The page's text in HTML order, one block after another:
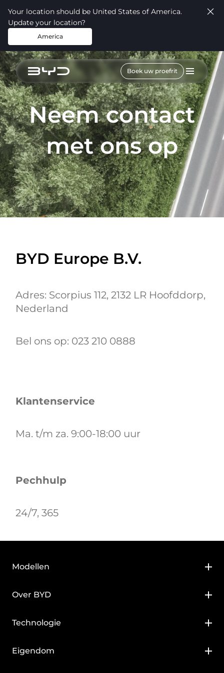
Your location should be United States of America.
Update your location?
America
Boek uw proefrit
Neem contact
met ons op
BYD Europe B.V.
Adres: Scorpius 112, 2132 LR Hoofddorp,
Nederland
Bel ons op: 023 210 0888
Klantenservice
Ma. t/m za. 9:00-18:00 uur
Pechhulp
24/7, 365
Modellen
BYD ATTO 3 EVO
Over BYD
Technologie
Eigendom